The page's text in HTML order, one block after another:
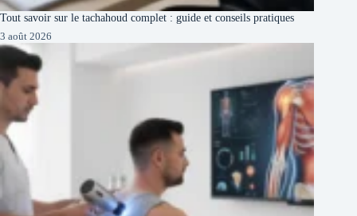
Tout savoir sur le tachahoud complet : guide et conseils pratiques
3 août 2026